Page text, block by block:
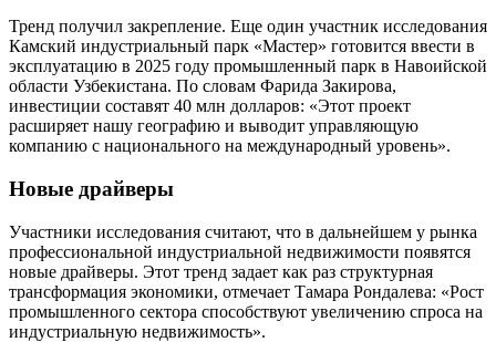
Тренд получил закрепление. Еще один участник исследования
Камский индустриальный парк «Мастер» готовится ввести в
эксплуатацию в 2025 году промышленный парк в Навоийской
области Узбекистана. По словам Фарида Закирова,
инвестиции составят 40 млн долларов: «Этот проект
расширяет нашу географию и выводит управляющую
компанию с национального на международный уровень».
Новые драйверы
Участники исследования считают, что в дальнейшем у рынка
профессиональной индустриальной недвижимости появятся
новые драйверы. Этот тренд задает как раз структурная
трансформация экономики, отмечает Тамара Рондалева: «Рост
промышленного сектора способствуют увеличению спроса на
индустриальную недвижимость».